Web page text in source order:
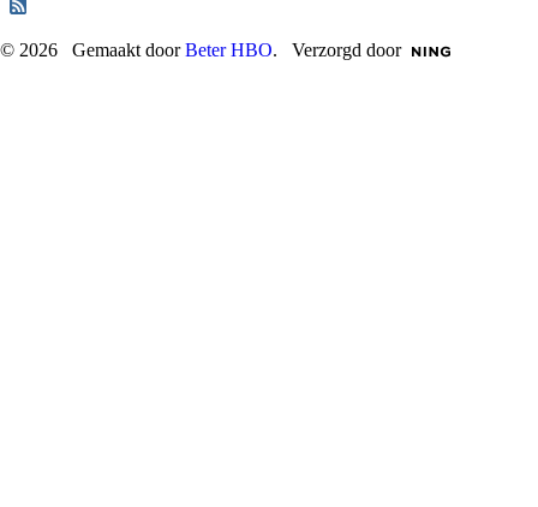
© 2026 Gemaakt doorBeter HBO. Verzorgd door